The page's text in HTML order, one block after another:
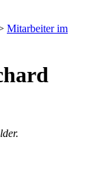
Mitarbeiter im